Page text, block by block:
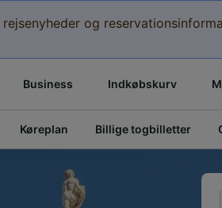
rejsenyheder og
Business Indkøbskurv
Køreplan Billige togbilletter